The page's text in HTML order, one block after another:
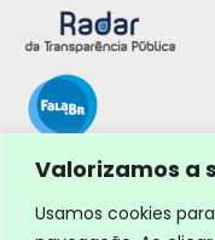
Valorizamos a
Usamos cookies